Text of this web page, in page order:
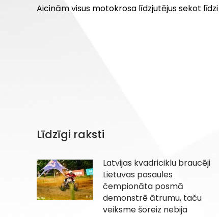
Aicinām visus motokrosa līdzjutējus sekot
Līdzīgi raksti
Latvijas kvadriciklu braucēji
Lietuvas pasaules
čempionāta posmā
demonstrē ātrumu, taču
veiksme šoreiz nebija